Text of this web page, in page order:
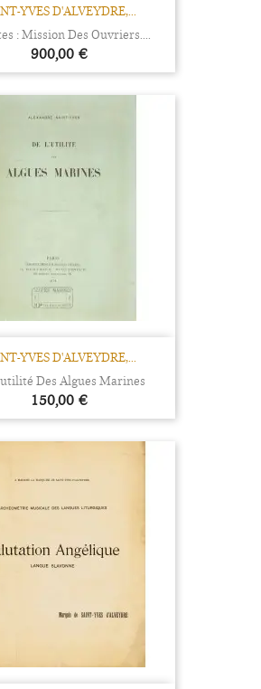
YVES D'ALVEYDRE,...
: Mission Des Ouvriers....
Prix
900,00 €
YVES D'ALVEYDRE,...
Des Algues Marines
Prix
150,00 €